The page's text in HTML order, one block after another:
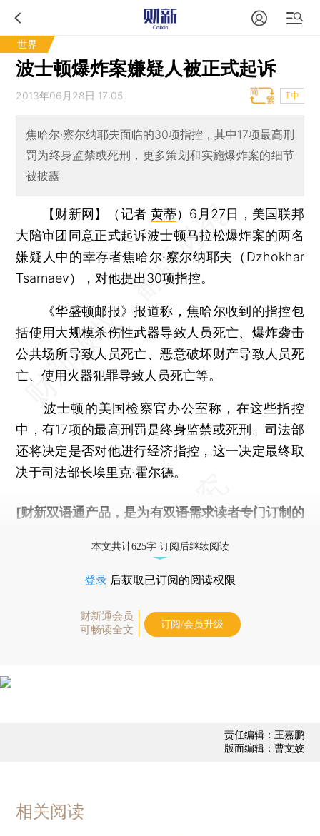
世界
波士顿爆炸案嫌疑人被正式起诉
2013年06月28日 17:05 T中
焦哈尔·察尔纳耶夫面临的30项指控，其中17项最高刑
罚为终身监禁或死刑，更多策划和实施爆炸案的细节
被披露
【财新网】（记者 黄蒂） 6月27日，美国联邦
大陪审团同意正式起诉波士顿马拉松爆炸案的两名
嫌疑人中的幸存者焦哈尔·察尔纳耶夫（Dzhokhar
Tsarnaev），对他提出30项指控。
《华盛顿邮报》报道称，焦哈尔收到的指控包
括使用大规模杀伤性武器导致人员死亡、爆炸袭击
公共场所导致人员死亡、恶意破坏财产导致人员死
亡、使用火器犯罪导致人员死亡等。
波士顿的美国检察官办公室称，在这些指控
中，有17项的最高刑罚是终身监禁或死刑。司法部
还将决定是否对他进行经济指控，这一决定最终取
决于司法部长埃里克·霍尔德。
[财新双语通产品，是为有双语需求读者专门订制的
本文共计625字 订阅后继续阅读
登录 后获取已订阅的阅读权限
财新通会员
可畅读全文
订阅/会员升级
责任编辑：王嘉鹏
版面编辑：曹文姣
相关阅读